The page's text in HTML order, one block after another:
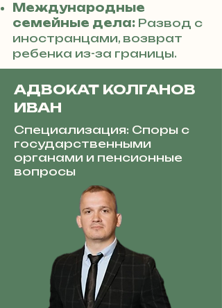
Международные
семейные дела: Развод с
иностранцами, возврат
ребенка из-за границы.
АДВОКАТ КОЛГАНОВ
ИВАН
Специализация: Споры с
государственными
органами и пенсионные
вопросы